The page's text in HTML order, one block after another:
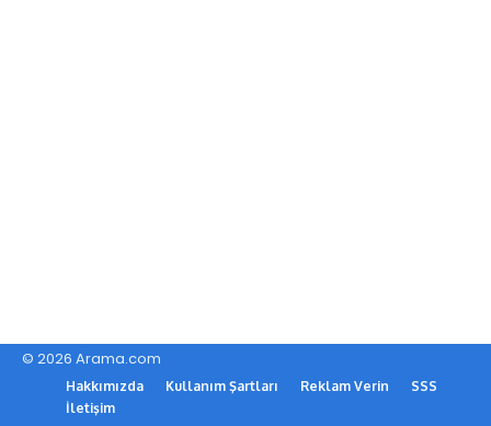
© 2026 Arama.com
Hakkımızda Kullanım Şartları Reklam Verin
SSS
İletişim